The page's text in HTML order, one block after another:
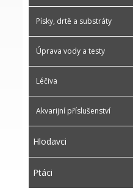
Písky, drtě a substráty
Úprava vody a testy
Léčiva
Akvarijní příslušenství
Hlodavci
Ptáci